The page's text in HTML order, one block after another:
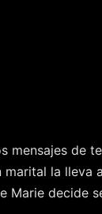
mensajes de
marital la lleva
Marie decide